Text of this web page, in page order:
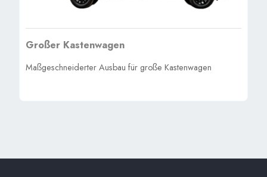
Großer Kastenwagen
Maßgeschneiderter Ausbau für große Kastenwagen